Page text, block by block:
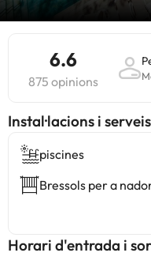
6.6
875 opinions
Instal·lacions i
piscines
Bressols per a
Horari d'entrada i